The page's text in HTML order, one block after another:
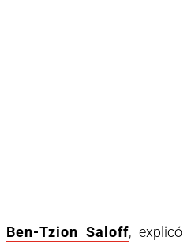
Ben-Tzion Saloff, explicó